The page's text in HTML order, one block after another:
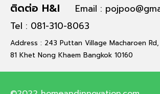
ติดต่อ H&I
Email :
Tel : 081-310-8063
Address : 243 Puttan Village Macharoen Rd,
81 Khet Nong Khaem Bangkok 10160